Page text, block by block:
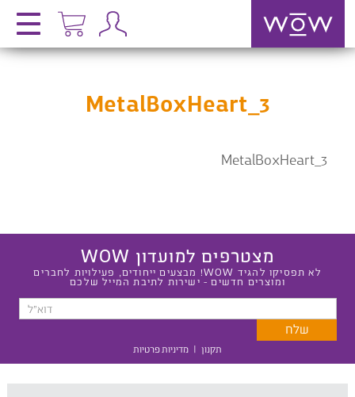
MetalBoxHeart_3
MetalBoxHeart_3
מצטרפים למועדון WOW
לא תפסיקו להגיד WOW! מבצעים ייחודים, פעילויות לחברים
ומוצרים חדשים - ישירות לתיבת המייל שלכם
תקנון | מדיניות פרטיות